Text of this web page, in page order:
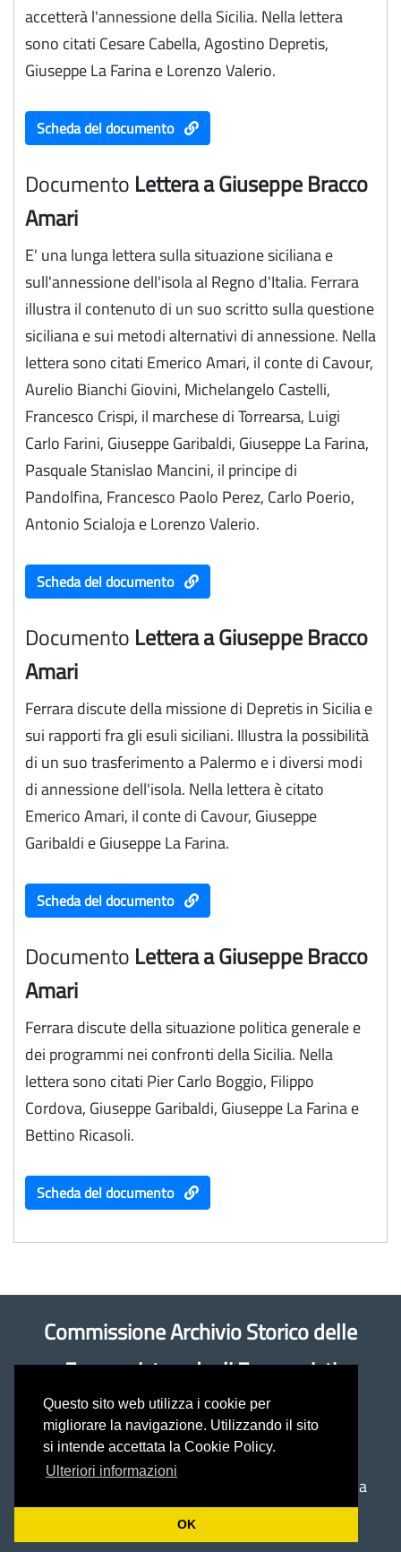
Questo sito web utilizza i cookie per
migliorare la navigazione. Utilizzando il sito
si intende accettata la Cookie Policy.
Ulteriori informazioni
OK
accetterà l'annessione della Sicilia. Nella lettera
sono citati Cesare Cabella, Agostino Depretis,
Giuseppe La Farina e Lorenzo Valerio.
Scheda del documento
Documento Lettera a Giuseppe Bracco
Amari
E' una lunga lettera sulla situazione siciliana e
sull'annessione dell'isola al Regno d'Italia. Ferrara
illustra il contenuto di un suo scritto sulla questione
siciliana e sui metodi alternativi di annessione. Nella
lettera sono citati Emerico Amari, il conte di Cavour,
Aurelio Bianchi Giovini, Michelangelo Castelli,
Francesco Crispi, il marchese di Torrearsa, Luigi
Carlo Farini, Giuseppe Garibaldi, Giuseppe La Farina,
Pasquale Stanislao Mancini, il principe di
Pandolfina, Francesco Paolo Perez, Carlo Poerio,
Antonio Scialoja e Lorenzo Valerio.
Scheda del documento
Documento Lettera a Giuseppe Bracco
Amari
Ferrara discute della missione di Depretis in Sicilia e
sui rapporti fra gli esuli siciliani. Illustra la possibilità
di un suo trasferimento a Palermo e i diversi modi
di annessione dell'isola. Nella lettera è citato
Emerico Amari, il conte di Cavour, Giuseppe
Garibaldi e Giuseppe La Farina.
Scheda del documento
Documento Lettera a Giuseppe Bracco
Amari
Ferrara discute della situazione politica generale e
dei programmi nei confronti della Sicilia. Nella
lettera sono citati Pier Carlo Boggio, Filippo
Cordova, Giuseppe Garibaldi, Giuseppe La Farina e
Bettino Ricasoli.
Scheda del documento
Commissione Archivio Storico delle
Economiste e degli Economisti
Coordinatrice: prof.ssa Antonella Rancan
(antonella.rancan@unimol.it)
Università del Molise - Dipartimento di Economia
Via De Sanctis -86100 Campobasso